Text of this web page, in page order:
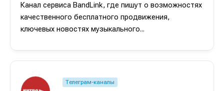
Канал сервиса BandLink, где пишут о возможностях
качественного бесплатного продвижения,
ключевых новостях музыкального...
Телеграм-каналы